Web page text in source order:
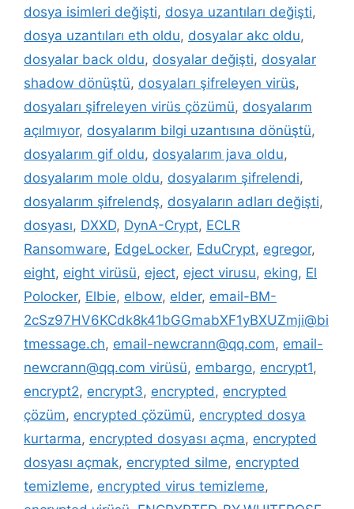
dosya isimleri değişti, dosya uzantıları değişti,
dosya uzantıları eth oldu, dosyalar akc oldu,
dosyalar back oldu, dosyalar değişti, dosyalar
shadow dönüştü, dosyaları şifreleyen virüs,
dosyaları şifreleyen virüs çözümü, dosyalarım
açılmıyor, dosyalarım bilgi uzantısına dönüştü,
dosyalarım gif oldu, dosyalarım java oldu,
dosyalarım mole oldu, dosyalarım şifrelendi,
dosyalarım şifrelendş, dosyaların adları değişti,
dosyası, DXXD, DynA-Crypt, ECLR
Ransomware, EdgeLocker, EduCrypt, egregor,
eight, eight virüsü, eject, eject virusu, eking, El
Polocker, Elbie, elbow, elder, email-BM-
2cSz97HV6KCdk8k41bGGmabXF1yBXUZmji@bi
tmessage.ch, email-newcrann@qq.com, email-
newcrann@qq.com virüsü, embargo, encrypt1,
encrypt2, encrypt3, encrypted, encrypted
çözüm, encrypted çözümü, encrypted dosya
kurtarma, encrypted dosyası açma, encrypted
dosyası açmak, encrypted silme, encrypted
temizleme, encrypted virus temizleme,